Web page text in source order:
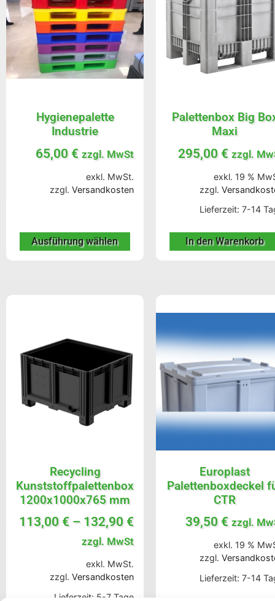
Hygienepalette
Industrie
65,00 € zzgl. MwSt
exkl. MwSt.
zzgl. Versandkosten
Ausführung wählen
Palettenbox Big
Maxi
295,00 € zzgl.
exkl. 19 %
zzgl.
Lieferzeit: 7-14
In den Warenkorb
Recycling
Kunststoffpalettenbox
1200x1000x765 mm
113,00 € – 132,90 €
zzgl. MwSt
exkl. MwSt.
zzgl. Versandkosten
Lieferzeit: 5-7 Tage
Europlast
Palettenboxdeckel
CTR
39,50 € zzgl.
exkl. 19 %
zzgl.
Lieferzeit: 7-14